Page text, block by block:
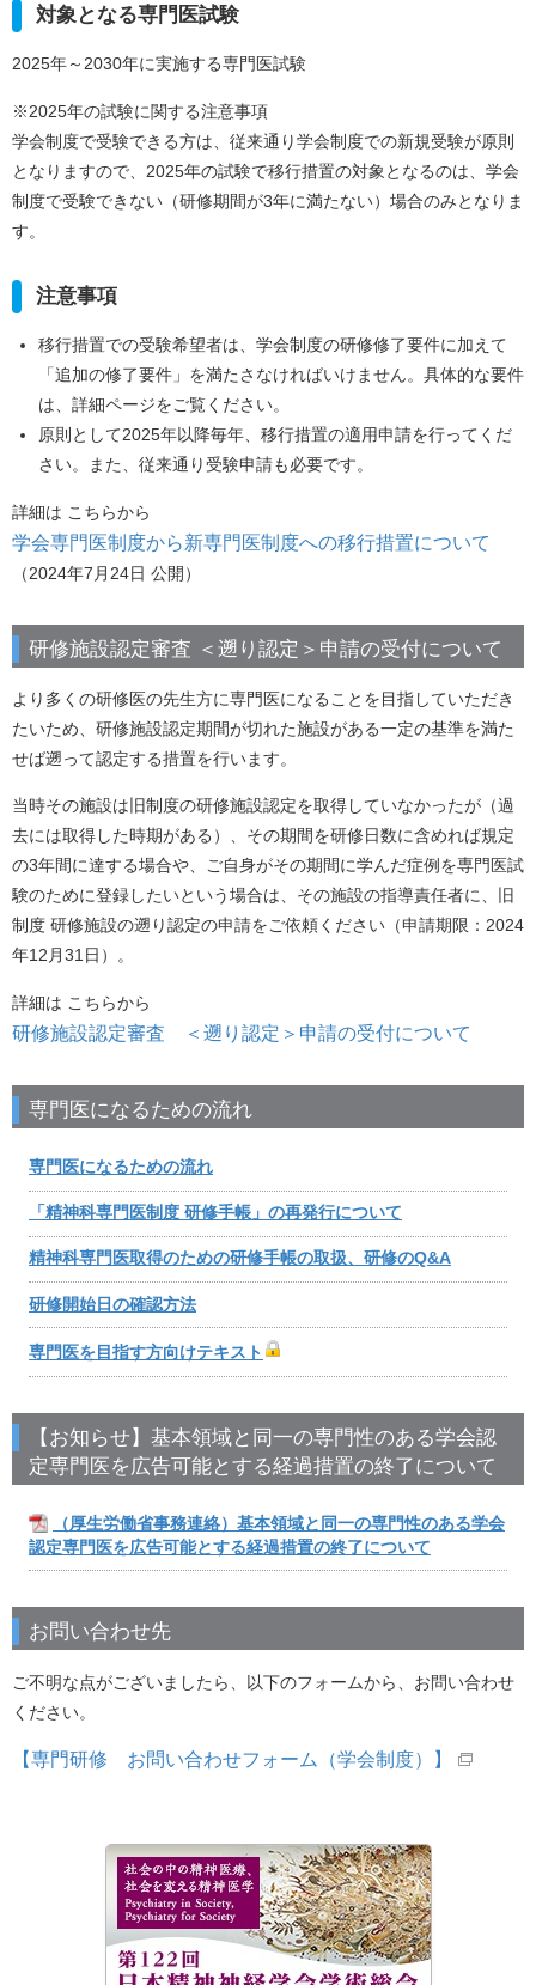
対象となる専門医試験
2025年～2030年に実施する専門医試験
※2025年の試験に関する注意事項
学会制度で受験できる方は、従来通り学会制度での新規受験が原則
となりますので、2025年の試験で移行措置の対象となるのは、学会
制度で受験できない（研修期間が3年に満たない）場合のみとなりま
す。
注意事項
移行措置での受験希望者は、学会制度の研修修了要件に加えて
「追加の修了要件」を満たさなければいけません。具体的な要件
は、詳細ページをご覧ください。
原則として2025年以降毎年、移行措置の適用申請を行ってくだ
さい。また、従来通り受験申請も必要です。
詳細は こちらから
学会専門医制度から新専門医制度への移行措置について
（2024年7月24日 公開）
研修施設認定審査 ＜遡り認定＞申請の受付について
より多くの研修医の先生方に専門医になることを目指していただき
たいため、研修施設認定期間が切れた施設がある一定の基準を満た
せば遡って認定する措置を行います。
当時その施設は旧制度の研修施設認定を取得していなかったが（過
去には取得した時期がある）、その期間を研修日数に含めれば規定
の3年間に達する場合や、ご自身がその期間に学んだ症例を専門医試
験のために登録したいという場合は、その施設の指導責任者に、旧
制度 研修施設の遡り認定の申請をご依頼ください（申請期限：2024
年12月31日）。
詳細は こちらから
研修施設認定審査 ＜遡り認定＞申請の受付について
専門医になるための流れ
専門医になるための流れ
「精神科専門医制度 研修手帳」の再発行について
精神科専門医取得のための研修手帳の取扱、研修のQ&A
研修開始日の確認方法
専門医を目指す方向けテキスト
【お知らせ】基本領域と同一の専門性のある学会認
定専門医を広告可能とする経過措置の終了について
（厚生労働省事務連絡）基本領域と同一の専門性のある学会
認定専門医を広告可能とする経過措置の終了について
お問い合わせ先
ご不明な点がございましたら、以下のフォームから、お問い合わせ
ください。
【専門研修 お問い合わせフォーム（学会制度）】